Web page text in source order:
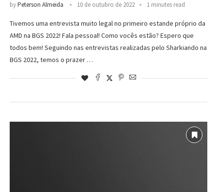
byPeterson Almeida 10 de outubro de 2022 1 minutes read
Tivemos uma entrevista muito legal no primeiro estande próprio da
AMD na BGS 2022! Fala pessoal! Como vocês estão? Espero que
todos bem! Seguindo nas entrevistas realizadas pelo Sharkiando na
BGS 2022, temos o prazer …